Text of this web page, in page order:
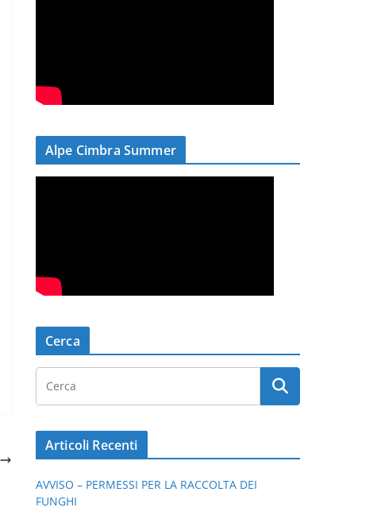
Alpe Cimbra Summer
Cerca
Articoli Recenti
AVVISO – PERMESSI PER LA RACCOLTA DEI
FUNGHI